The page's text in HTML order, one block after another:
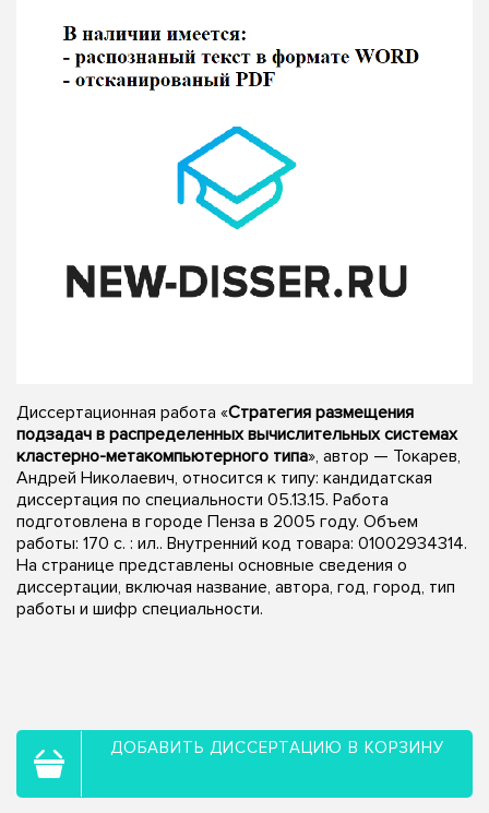
Диссертационная работа «Стратегия размещения
подзадач в распределенных вычислительных системах
кластерно-метакомпьютерного типа», автор — Токарев,
Андрей Николаевич, относится к типу: кандидатская
диссертация по специальности 05.13.15. Работа
подготовлена в городе Пенза в 2005 году. Объем
работы: 170 с. : ил.. Внутренний код товара: 01002934314.
На странице представлены основные сведения о
диссертации, включая название, автора, год, город, тип
работы и шифр специальности.
ДОБАВИТЬ ДИССЕРТАЦИЮ В КОРЗИНУ